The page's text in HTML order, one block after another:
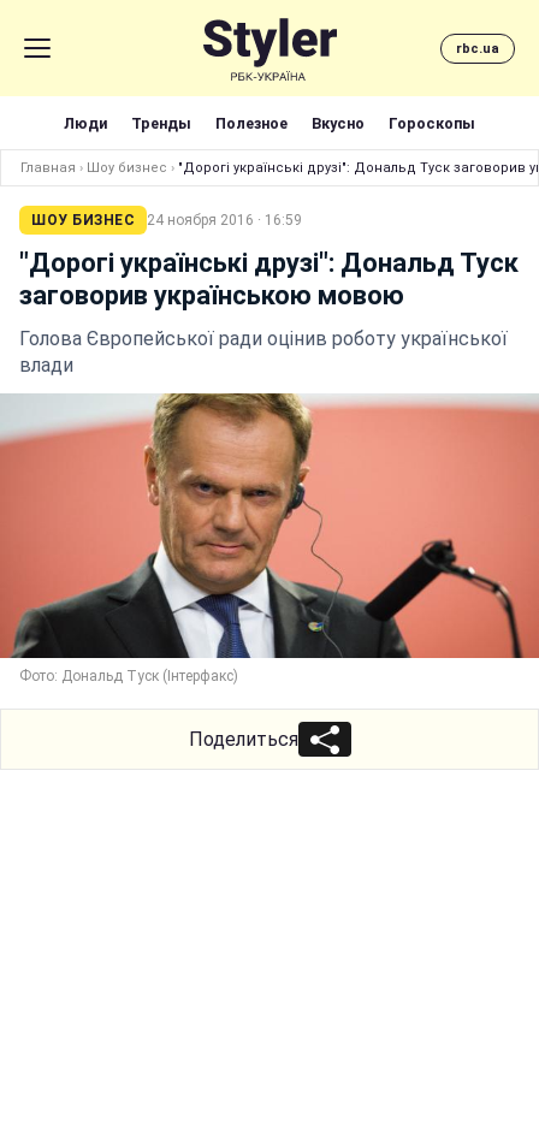
rbc.ua
Люди Тренды Полезное Вкусно Гороскопы
Главная › Шоу бизнес › "Дорогі українські друзі": Дональд Туск заговорив
ШОУ БИЗНЕС 24 ноября 2016 · 16:59
"Дорогі українські друзі": Дональд Туск
заговорив українською мовою
Голова Європейської ради оцінив роботу української
влади
Фото: Дональд Туск (Інтерфакс)
Поделиться